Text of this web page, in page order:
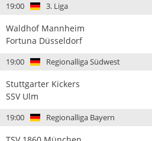
19:00 3. Liga
Waldhof Mannheim
Fortuna Düsseldorf
19:00 Regionalliga Südwest
Stuttgarter Kickers
SSV Ulm
19:00 Regionalliga Bayern